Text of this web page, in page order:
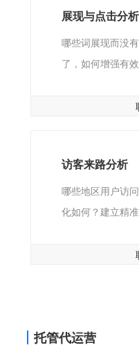
展现与点击分析
哪些词展现而没
了，如何增强有
访客来路分析
哪些地区用户访
化如何？建立精
托管代运营